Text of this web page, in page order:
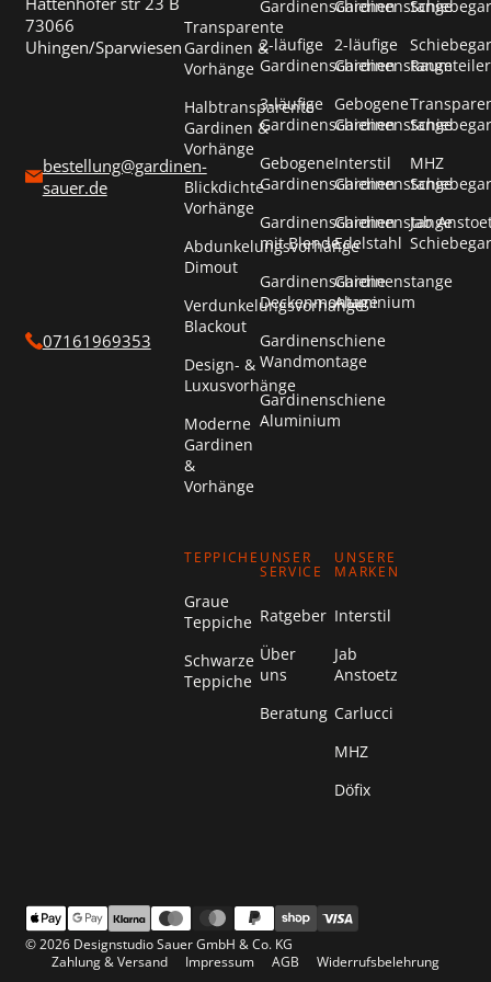
73066
Uhingen/Sparwiesen
bestellung@gardinen-
sauer.de
07161969353
Transparente
Gardinen &
Vorhänge
Halbtransparente
Gardinen &
Vorhänge
Blickdichte
Vorhänge
Abdunkelungsvorhänge
Dimout
Verdunkelungsvorhänge
Blackout
Design- &
Luxusvorhänge
Moderne
Gardinen
&
Vorhänge
Gardinenschienen
2-läufige
Gardinenschienen
3-läufige
Gardinenschienen
Gebogene
Gardinenschienen
Gardinenschienen
mit Blende
Gardinenschiene
Deckenmontage
Gardinenschiene
Wandmontage
Gardinenschiene
Aluminium
Gardinenstange
2-läufige
Gardinenstange
Gebogene
Gardinenstange
Interstil
Gardinenstange
Gardinenstange
Edelstahl
Gardinenstange
Aluminium
Raumteiler
MHZ
Jab
TEPPICHE
Graue
Teppiche
Schwarze
Teppiche
UNSER
SERVICE
Ratgeber
Über
uns
Beratung
UNSERE
MARKEN
Interstil
Jab
Anstoetz
Carlucci
MHZ
Döfix
© 2026 Designstudio Sauer GmbH & Co. KG
Zahlung & Versand
Impressum AGB
Widerrufsbelehrung